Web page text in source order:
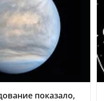
показало,